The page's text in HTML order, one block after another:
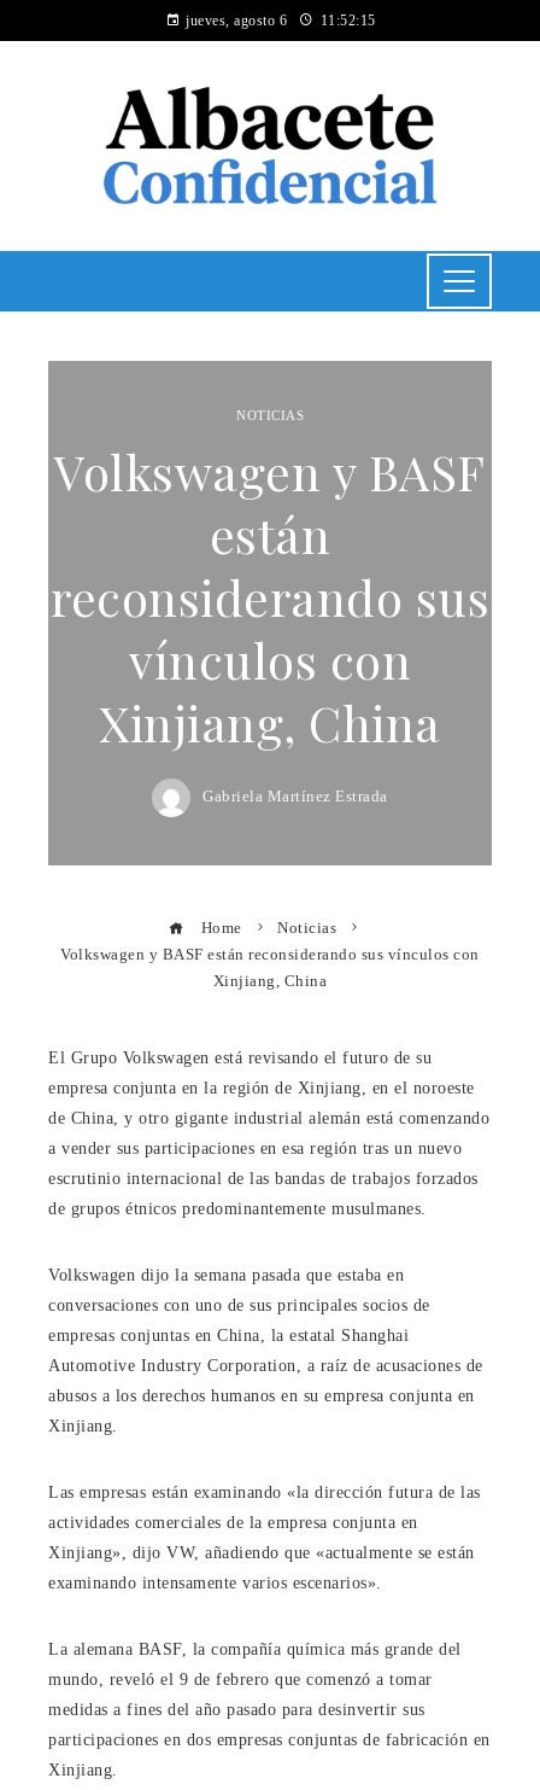
jueves, agosto 6 11:52:16
NOTICIAS
Volkswagen y BASF
están
reconsiderando sus
vínculos con
Xinjiang, China
Gabriela Martínez Estrada
Home
Noticias
Volkswagen y BASF están reconsiderando sus vínculos con
Xinjiang, China
El Grupo Volkswagen está revisando el futuro de su
empresa conjunta en la región de Xinjiang, en el noroeste
de China, y otro gigante industrial alemán está comenzando
a vender sus participaciones en esa región tras un nuevo
escrutinio internacional de las bandas de trabajos forzados
de grupos étnicos predominantemente musulmanes.
Volkswagen dijo la semana pasada que estaba en
conversaciones con uno de sus principales socios de
empresas conjuntas en China, la estatal Shanghai
Automotive Industry Corporation, a raíz de acusaciones de
abusos a los derechos humanos en su empresa conjunta en
Xinjiang.
Las empresas están examinando «la dirección futura de las
actividades comerciales de la empresa conjunta en
Xinjiang», dijo VW, añadiendo que «actualmente se están
examinando intensamente varios escenarios».
La alemana BASF, la compañía química más grande del
mundo, reveló el 9 de febrero que comenzó a tomar
medidas a fines del año pasado para desinvertir sus
participaciones en dos empresas conjuntas de fabricación en
Xinjiang.